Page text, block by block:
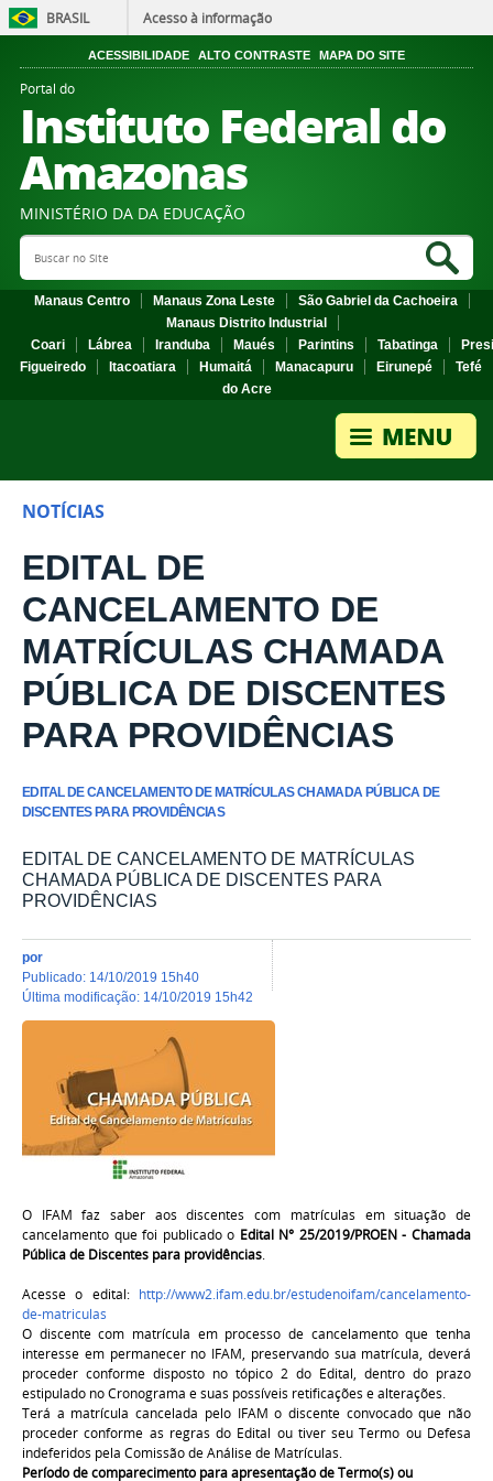
BRASIL Acesso à informação
ACESSIBILIDADE ALTO CONTRASTE MAPA DO SITE
Portal do
Instituto Federal do
Amazonas
MINISTÉRIO DA DA EDUCAÇÃO
Search Site
Manaus Centro Manaus Zona Leste
São Gabriel da Cachoeira
Manaus Distrito Industrial
Coari
Lábrea Iranduba Maués Parintins Tabatinga
Figueiredo
Itacoatiara Humaitá Manacapuru Eirunepé
Tefé
do Acre
NOTÍCIAS
EDITAL DE
CANCELAMENTO DE
MATRÍCULAS CHAMADA
PÚBLICA DE DISCENTES
PARA PROVIDÊNCIAS
EDITAL DE CANCELAMENTO DE MATRÍCULAS CHAMADA PÚBLICA DE
DISCENTES PARA PROVIDÊNCIAS
EDITAL DE CANCELAMENTO DE MATRÍCULAS
CHAMADA PÚBLICA DE DISCENTES PARA
PROVIDÊNCIAS
por
publicado: 14/10/2019 15h40
última modificação: 14/10/2019 15h42
O IFAM faz saber aos discentes com matrículas em situação de
cancelamento que foi publicado o Edital N° 25/2019/PROEN - Chamada
Pública de Discentes para providências.
Acesse o edital: http://www2.ifam.edu.br/estudenoifam/cancelamento-
de-matriculas
O discente com matrícula em processo de cancelamento que tenha
interesse em permanecer no IFAM, preservando sua matrícula, deverá
proceder conforme disposto no tópico 2 do Edital, dentro do prazo
estipulado no Cronograma e suas possíveis retificações e alterações.
Terá a matrícula cancelada pelo IFAM o discente convocado que não
proceder conforme as regras do Edital ou tiver seu Termo ou Defesa
indeferidos pela Comissão de Análise de Matrículas.
Período de comparecimento para apresentação de Termo(s) ou